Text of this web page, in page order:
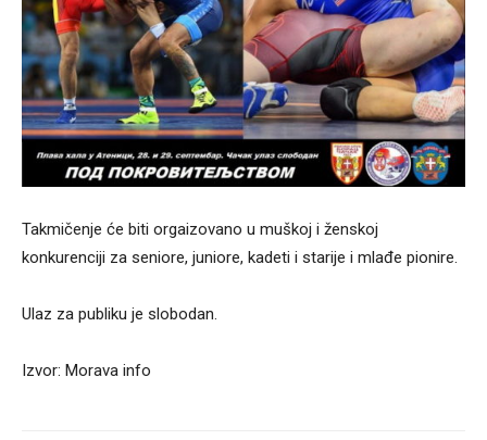
Takmičenje će biti orgaizovano u muškoj i ženskoj
konkurenciji za seniore, juniore, kadeti i starije i mlađe pionire.
Ulaz za publiku je slobodan.
Izvor: Morava info